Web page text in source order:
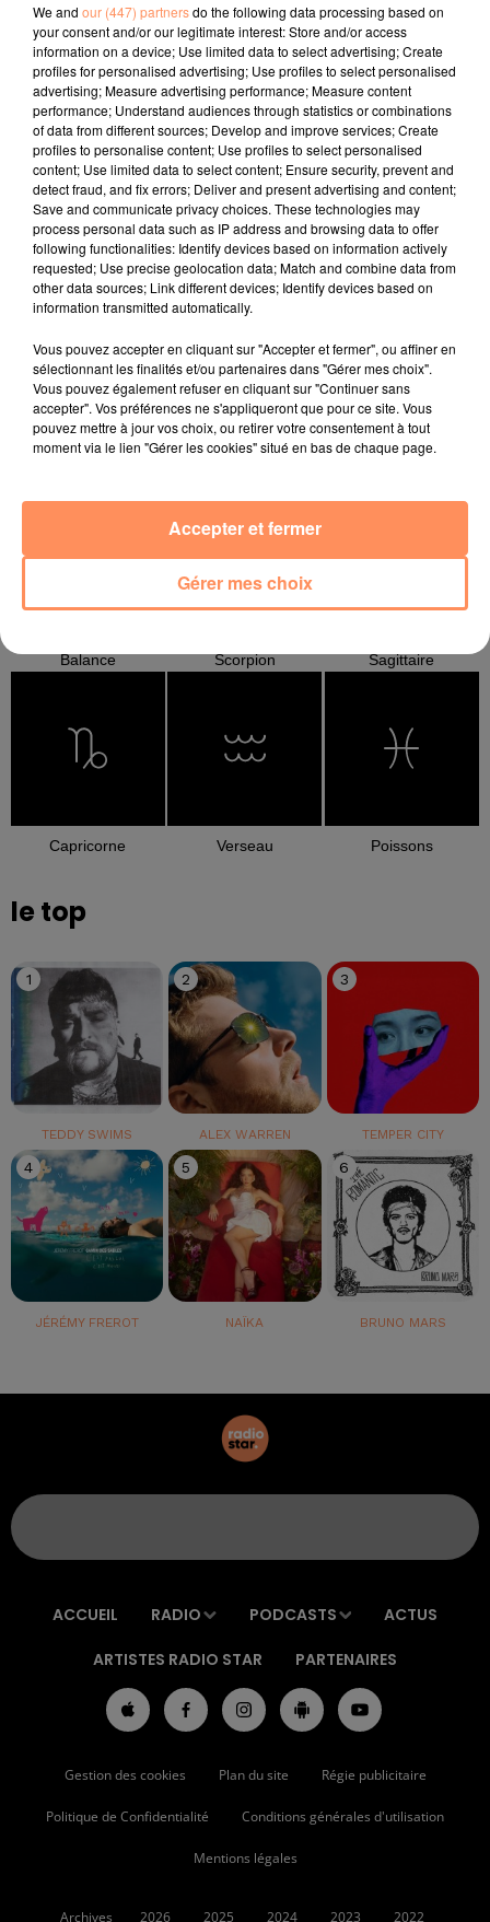
l'horoscope
Bélier Taureau Gémeaux
Balance Scorpion Sagittaire
Capricorne Verseau Poissons
le top
1
TEDDY SWIMS
2
ALEX WARREN
3
TEMPER CITY
4
JÉRÉMY FREROT
5
NAÏKA
6
BRUNO MARS
ACCUEIL RADIO PODCASTS ACTUS
ARTISTES RADIO STAR PARTENAIRES
Gestion des cookies Plan du site Régie publicitaire
Politique de Confidentialité Conditions générales d'utilisation
Mentions légales
Archives 2026 2025 2024 2023 2022
We and our (447) partnersdo the following data processing based on
your consent and/or our legitimate interest: Store and/or access
information on a device; Use limited data to select advertising; Create
profiles for personalised advertising; Use profiles to select personalised
advertising; Measure advertising performance; Measure content
performance; Understand audiences through statistics or combinations
of data from different sources; Develop and improve services; Create
profiles to personalise content; Use profiles to select personalised
content; Use limited data to select content; Ensure security, prevent and
detect fraud, and fix errors; Deliver and present advertising and content;
Save and communicate privacy choices. These technologies may
process personal data such as IP address and browsing data to offer
following functionalities: Identify devices based on information actively
requested; Use precise geolocation data; Match and combine data from
other data sources; Link different devices; Identify devices based on
information transmitted automatically.
Vous pouvez accepter en cliquant sur "Accepter et fermer", ou affiner en
sélectionnant les finalités et/ou partenaires dans "Gérer mes choix".
Vous pouvez également refuser en cliquant sur "Continuer sans
accepter". Vos préférences ne s'appliqueront que pour ce site. Vous
pouvez mettre à jour vos choix, ou retirer votre consentement à tout
moment via le lien "Gérer les cookies" situé en bas de chaque page.
Gérer mes choix
Accepter et fermer